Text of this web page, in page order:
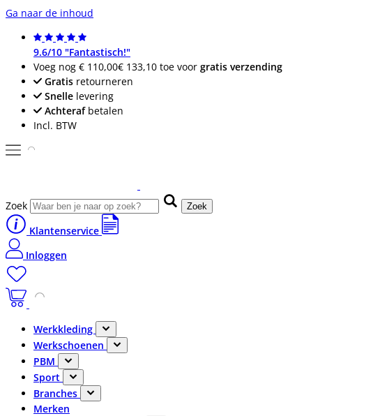
Ga naar de inhoud
9.6/10 "Fantastisch!"
Voeg nog € 110,00€ 133,10 toe voor gratis verzending
Gratis retourneren
Snelle levering
Achterafbetalen
Incl. BTW
Zoek Zoek
Klantenservice
Inloggen
Werkkleding
Werkschoenen
PBM
Sport
Branches
Merken